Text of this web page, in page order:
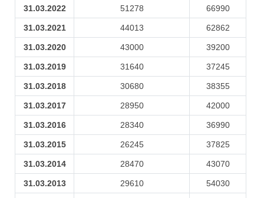
31.03.2022 51278 66990
31.03.2021 44013 62862
31.03.2020 43000 39200
31.03.2019 31640 37245
31.03.2018 30680 38355
31.03.2017 28950 42000
31.03.2016 28340 36990
31.03.2015 26245 37825
31.03.2014 28470 43070
31.03.2013 29610 54030